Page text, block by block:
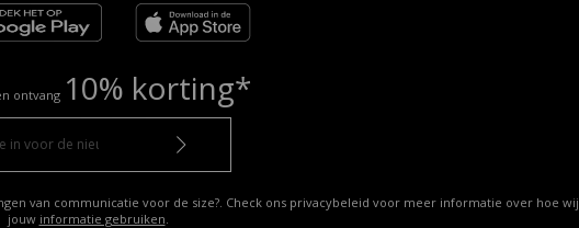
ontvang 10% korting*
van communicatie voor de size?. Check ons privacybeleid voor meer informatie over hoe wij
jouw informatie gebruiken